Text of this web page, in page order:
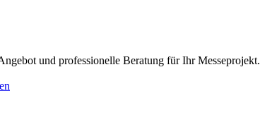
und professionelle Beratung für Ihr Messeprojekt.